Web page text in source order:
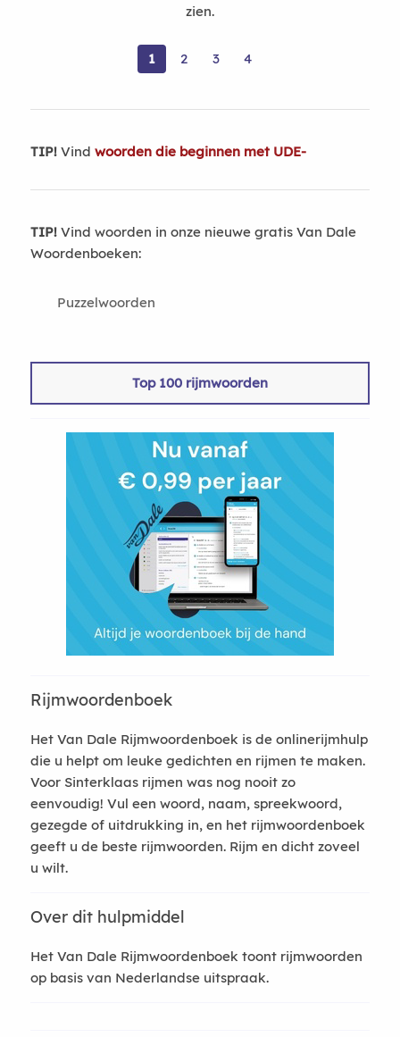
zien.
1 2 3 4
TIP!Vind woorden die beginnen met UDE-
TIP!Vind woorden in onze nieuwe gratis Van Dale
Woordenboeken:
Puzzelwoorden
Top 100 rijmwoorden
Rijmwoordenboek
Het Van Dale Rijmwoordenboek is de onlinerijmhulp
die u helpt om leuke gedichten en rijmen te maken.
Voor Sinterklaas rijmen was nog nooit zo
eenvoudig! Vul een woord, naam, spreekwoord,
gezegde of uitdrukking in, en het rijmwoordenboek
geeft u de beste rijmwoorden. Rijm en dicht zoveel
u wilt.
Over dit hulpmiddel
Het Van Dale Rijmwoordenboek toont rijmwoorden
op basis van Nederlandse uitspraak.